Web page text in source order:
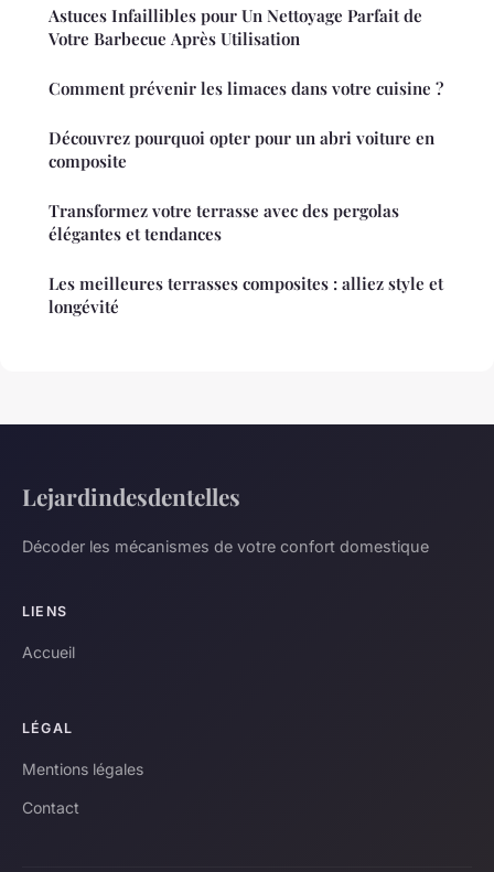
Astuces Infaillibles pour Un Nettoyage Parfait de
Votre Barbecue Après Utilisation
Comment prévenir les limaces dans votre cuisine ?
Découvrez pourquoi opter pour un abri voiture en
composite
Transformez votre terrasse avec des pergolas
élégantes et tendances
Les meilleures terrasses composites : alliez style et
longévité
Lejardindesdentelles
Décoder les mécanismes de votre confort domestique
LIENS
Accueil
LÉGAL
Mentions légales
Contact